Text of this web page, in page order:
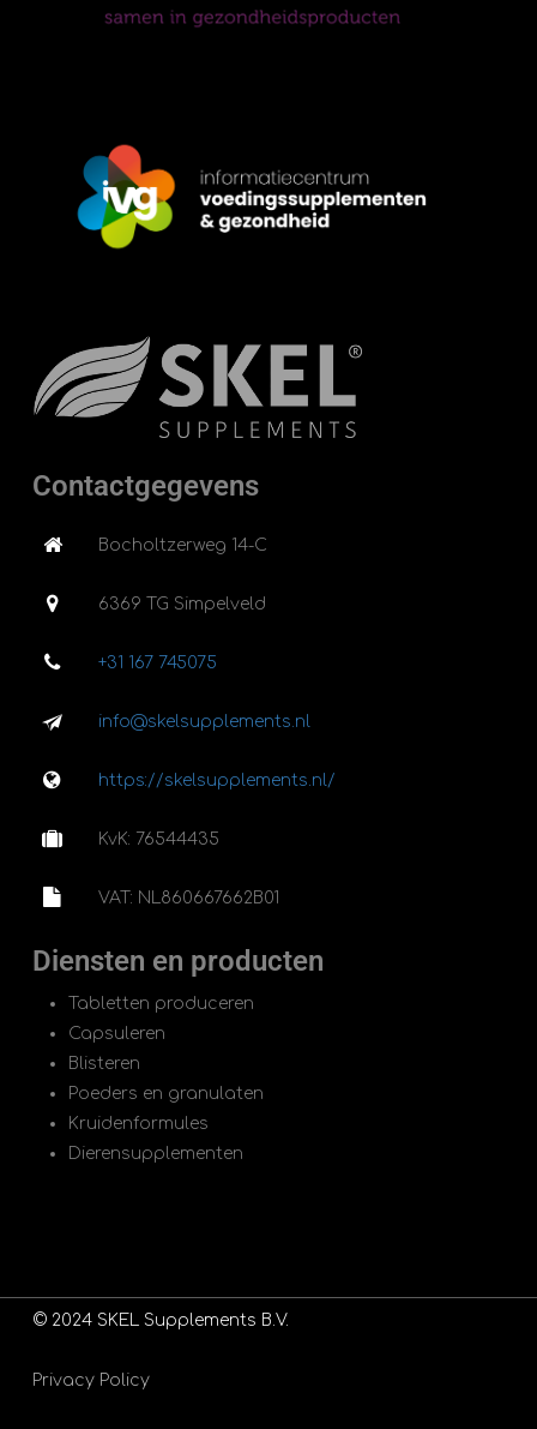
Contactgegevens
Bocholtzerweg 14-C
6369 TG Simpelveld
+31 167 745075
info@skelsupplements.nl
https://skelsupplements.nl/
KvK: 76544435
VAT: NL860667662B01
Diensten en producten
Tabletten produceren
Capsuleren
Blisteren
Poeders en granulaten
Kruidenformules
Dierensupplementen
© 2024 SKEL Supplements B.V.
Privacy Policy